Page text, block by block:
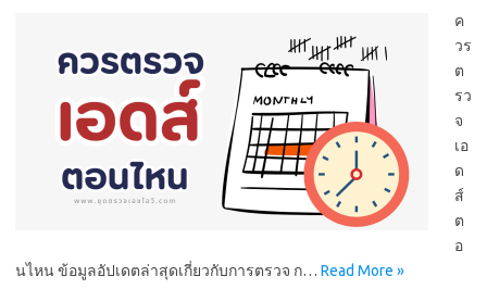
ค
วร
ต
รว
จ
เอ
ด
ส์
ต
อ
นไหน ข้อมูลอัปเดตล่าสุดเกี่ยวกับการตรวจ ก… Read More »